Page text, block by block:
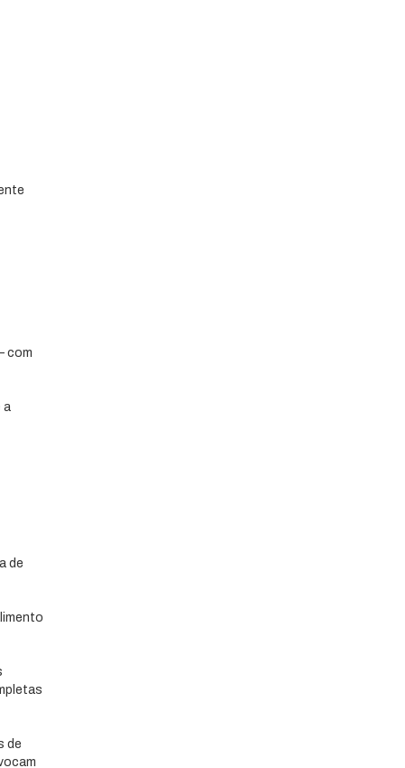
com
a
de
de